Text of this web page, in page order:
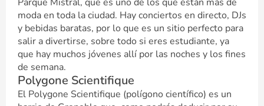
moda en toda la ciudad. Hay conciertos en directo, DJs
y bebidas baratas, por lo que es un sitio perfecto para
salir a divertirse, sobre todo si eres estudiante, ya
que hay muchos jóvenes allí por las noches y los fines
de semana.
Polygone Scientifique
El Polygone Scientifique (polígono científico) es un